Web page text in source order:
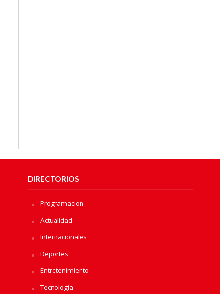
DIRECTORIOS
Programacion
Actualidad
Internacionales
Deportes
Entretenimiento
Tecnologia